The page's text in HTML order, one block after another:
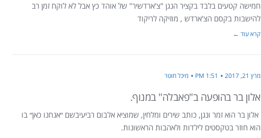
חמישה קטעים בלבד בקציר הנגן "צ'ארדשיר" של אוהד כץ אבל לא לוקח זמן רב
להישבות בקסם הצ'ארדש , מוזיקה לריקוד
קרא עוד ←
מרץ 21, 2017 1:51 PM מיכל חוטר
אלון בר בהופעה ב"פאבלה" במנוף.
אלון בר הוא זמר ונגן, כותב שירים ומלחין, שמוציא אלבום רביעיבשם ״אנחנו כאן״ בו
הוא חוזר בטקסטים לילדות ולאהבות הראשונות.